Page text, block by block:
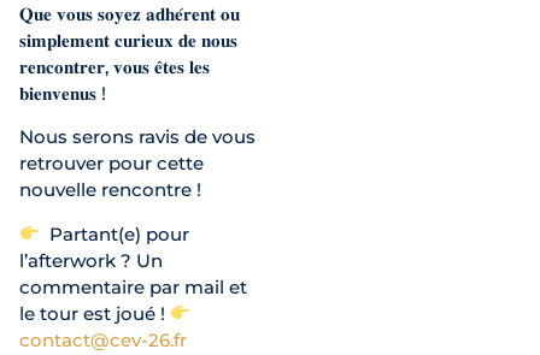
𝐐𝐮𝐞 𝐯𝐨𝐮𝐬 𝐬𝐨𝐲𝐞𝐳 𝐚𝐝𝐡𝐞́𝐫𝐞𝐧𝐭 𝐨𝐮
𝐬𝐢𝐦𝐩𝐥𝐞𝐦𝐞𝐧𝐭 𝐜𝐮𝐫𝐢𝐞𝐮𝐱 𝐝𝐞 𝐧𝐨𝐮𝐬
𝐫𝐞𝐧𝐜𝐨𝐧𝐭𝐫𝐞𝐫, 𝐯𝐨𝐮𝐬 𝐞̂𝐭𝐞𝐬 𝐥𝐞𝐬
𝐛𝐢𝐞𝐧𝐯𝐞𝐧𝐮𝐬 !
Nous serons ravis de vous
retrouver pour cette
nouvelle rencontre !
Partant(e) pour
l’afterwork ? Un
commentaire par mail et
le tour est joué !
contact@cev-26.fr